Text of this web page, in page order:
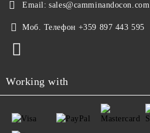
Email: sales@camminandocon.com
Моб. Телефон +359 897 443 595
Working with